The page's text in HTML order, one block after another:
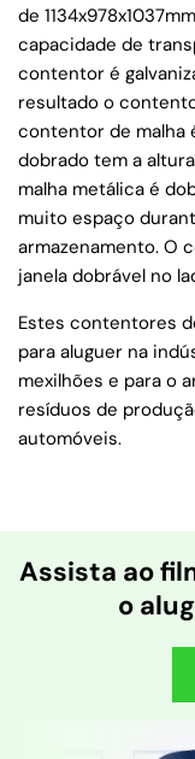
de
capacidade de
contentor é
resultado o
contentor de malha
dobrado tem a
malha metálica é
muito espaço
armazenamento. O
janela dobrável no
Estes contentores
para aluguer na
mexilhões e para o
resíduos de
automóveis.
Assista ao
o